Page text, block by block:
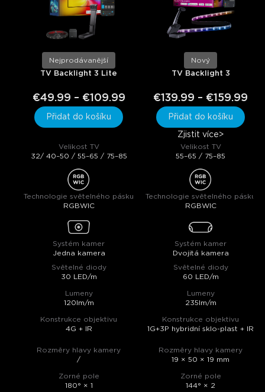
Nejprodávanější
TV Backlight 3 Lite
€49.99 – €109.99
Přidat do košíku
Velikost TV
32/ 40–50 / 55–65 / 75–85
Technologie světelného pásku
RGBWIC
Systém kamer
Jedna kamera
Světelné diody
30 LED/m
Lumeny
120lm/m
Konstrukce objektivu
4G + IR
Rozměry hlavy kamery
/
Zorné pole
180° × 1
Nový
TV Backlight 3
€139.99 – €159.99
Přidat do košíku
Zjistit více>
Velikost TV
55–65 / 75–85
Technologie světelného pásku
RGBWIC
Systém kamer
Dvojitá kamera
Světelné diody
60 LED/m
Lumeny
235lm/m
Konstrukce objektivu
1G+3P hybridní sklo-plast + IR
Rozměry hlavy kamery
19 × 50 × 19 mm
Zorné pole
144° × 2